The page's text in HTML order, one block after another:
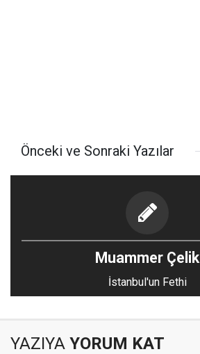
Önceki ve Sonraki Yazılar
Muammer Çelik
İstanbul'un Fethi
YAZIYA YORUM KAT